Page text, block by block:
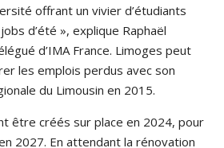
offrant un vivier d’étudiants
d’été », explique Raphaël
d’IMA France. Limoges peut
les emplois perdus avec son
du Limousin en 2015.
être créés sur place en 2024, pour
2027. En attendant la rénovation